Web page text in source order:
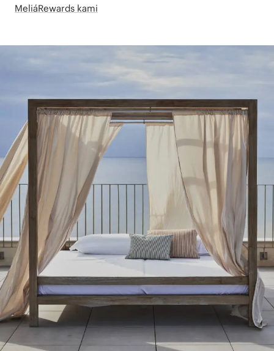
MeliáRewards kami